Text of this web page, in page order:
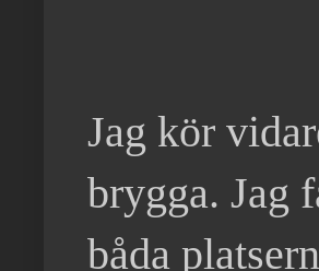
Jag kör
brygga. Jag
båda